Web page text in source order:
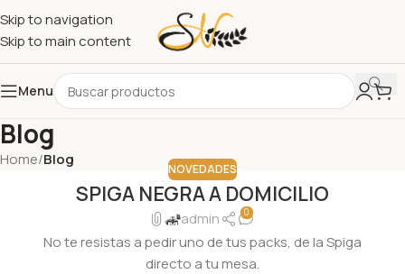
Skip to navigation
Skip to main content
Menu
Blog
Home/Blog
NOVEDADES
SPIGA NEGRA A DOMICILIO
admin 0
No te resistas a pedir uno de tus packs, de la Spiga
directo a tu mesa.